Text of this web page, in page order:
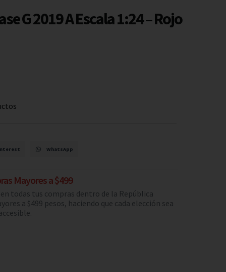
G 2019 A Escala 1:24 – Rojo
WhatsApp
Mayores a $499
todas tus compras dentro de la República
a $499 pesos, haciendo que cada elección sea